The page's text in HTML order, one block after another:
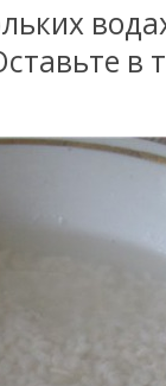
в